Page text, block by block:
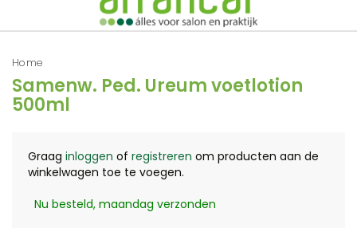
Home
Samenw. Ped. Ureum voetlotion
500ml
Graag inloggen of registreren om producten aan de
winkelwagen toe te voegen.
Nu besteld, maandag verzonden